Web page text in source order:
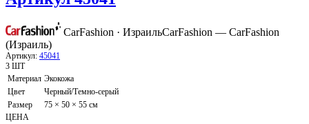
CarFashion · ИзраильCarFashion — CarFashion
(Израиль)
Артикул: 45041
3 ШТ
Материал Экокожа
Цвет
Черный/Темно-серый
Размер
75 × 50 × 55 см
ЦЕНА